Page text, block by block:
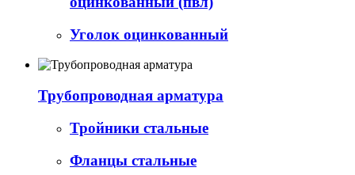
Уголок оцинкованный
Трубопроводная арматура
Тройники стальные
Фланцы стальные